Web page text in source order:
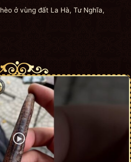
ở vùng đất La Hà, Tư Nghĩa,